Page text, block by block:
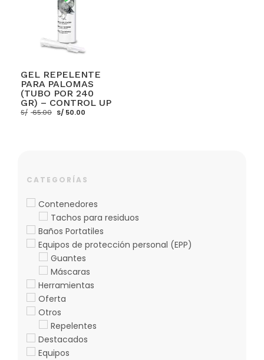
GEL REPELENTE
PARA PALOMAS
(TUBO POR 240
GR) – CONTROL UP
S/ 65.00 El
precio
S/ 50.00
CATEGORÍAS
Contenedores
Tachos para residuos
Baños Portatiles
Equipos de protección personal (EPP)
Guantes
Máscaras
Herramientas
Oferta
Otros
Repelentes
Destacados
Equipos